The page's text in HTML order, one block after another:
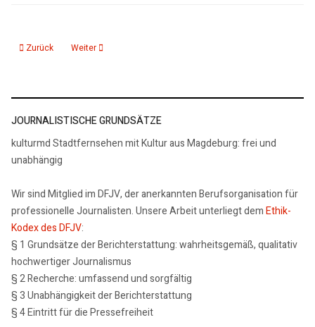
Vorheriger Beitrag: Wolfgang Lippert im Gespräch
Zurück Nächster Beitrag: Jochen Voit ueber Ernst Busch
Weiter
JOURNALISTISCHE GRUNDSÄTZE
kulturmd Stadtfernsehen mit Kultur aus Magdeburg: frei und
unabhängig
Wir sind Mitglied im DFJV, der anerkannten Berufsorganisation für
professionelle Journalisten. Unsere Arbeit unterliegt demEthik-
Kodex des DFJV:
§ 1 Grundsätze der Berichterstattung: wahrheitsgemäß, qualitativ
hochwertiger Journalismus
§ 2 Recherche: umfassend und sorgfältig
§ 3 Unabhängigkeit der Berichterstattung
§ 4 Eintritt für die Pressefreiheit